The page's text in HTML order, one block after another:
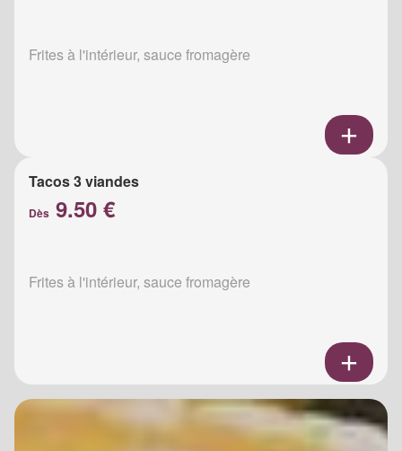
Frites à l'intérieur, sauce fromagère
Tacos 3 viandes
Dès 9.50 €
Frites à l'intérieur, sauce fromagère